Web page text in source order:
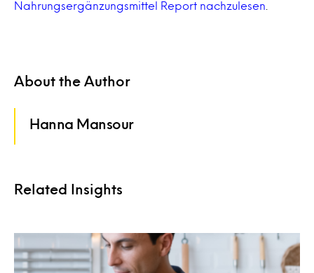
Nahrungsergänzungsmittel Report nachzulesen
About the Author
Hanna Mansour
Related Insights